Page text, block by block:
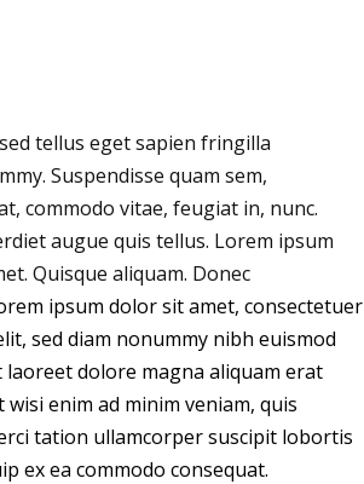
tellus eget sapien fringilla
Suspendisse quam sem,
commodo vitae, feugiat in, nunc.
augue quis tellus. Lorem ipsum
Quisque aliquam. Donec
ipsum dolor sit amet, consectetuer
sed diam nonummy nibh euismod
dolore magna aliquam erat
enim ad minim veniam, quis
tation ullamcorper suscipit lobortis
ex ea commodo consequat.